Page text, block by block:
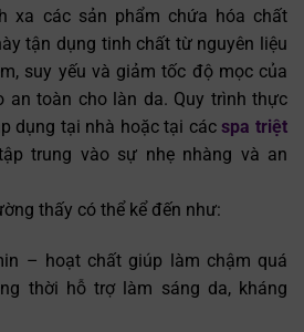
xa các sản phẩm chứa hóa chất
tận dụng tinh chất từ nguyên liệu
suy yếu và giảm tốc độ mọc của
an toàn cho làn da. Quy trình thực
dụng tại nhà hoặc tại cácspa triệt
trung vào sự nhẹ nhàng và an
thấy có thể kể đến như:
– hoạt chất giúp làm chậm quá
thời hỗ trợ làm sáng da, kháng